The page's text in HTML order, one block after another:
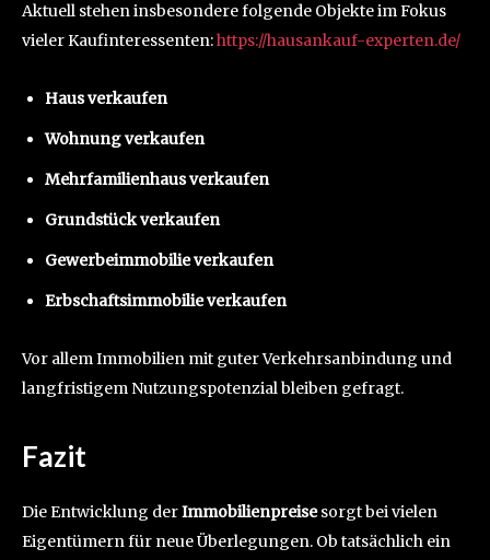
Aktuell stehen insbesondere folgende Objekte im Fokus
vieler Kaufinteressenten:https://hausankauf-experten.de/
Haus verkaufen
Wohnung verkaufen
Mehrfamilienhaus verkaufen
Grundstück verkaufen
Gewerbeimmobilie verkaufen
Erbschaftsimmobilie verkaufen
Vor allem Immobilien mit guter Verkehrsanbindung und
langfristigem Nutzungspotenzial bleiben gefragt.
Fazit
Die Entwicklung derImmobilienpreisesorgt bei vielen
Eigentümern für neue Überlegungen. Ob tatsächlich ein